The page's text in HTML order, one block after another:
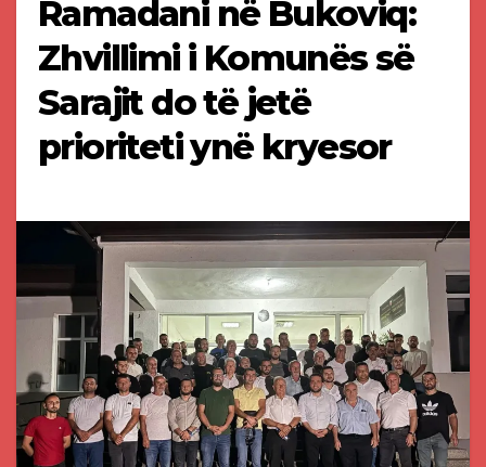
Ramadani në Bukoviq:
Zhvillimi i Komunës së
Sarajit do të jetë
prioriteti ynë kryesor